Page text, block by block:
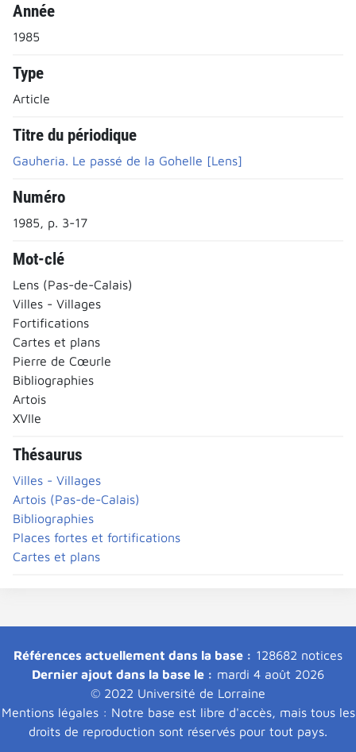
Année
1985
Type
Article
Titre du périodique
Gauheria. Le passé de la Gohelle [Lens]
Numéro
1985, p. 3-17
Mot-clé
Lens (Pas-de-Calais)
Villes - Villages
Fortifications
Cartes et plans
Pierre de Cœurle
Bibliographies
Artois
XVIIe
Thésaurus
Villes - Villages
Artois (Pas-de-Calais)
Bibliographies
Places fortes et fortifications
Cartes et plans
Références actuellement dans la base : 128682 notices
Dernier ajout dans la base le : mardi 4 août 2026
© 2022 Université de Lorraine
Mentions légales : Notre base est libre d'accès, mais tous les
droits de reproduction sont réservés pour tout pays.